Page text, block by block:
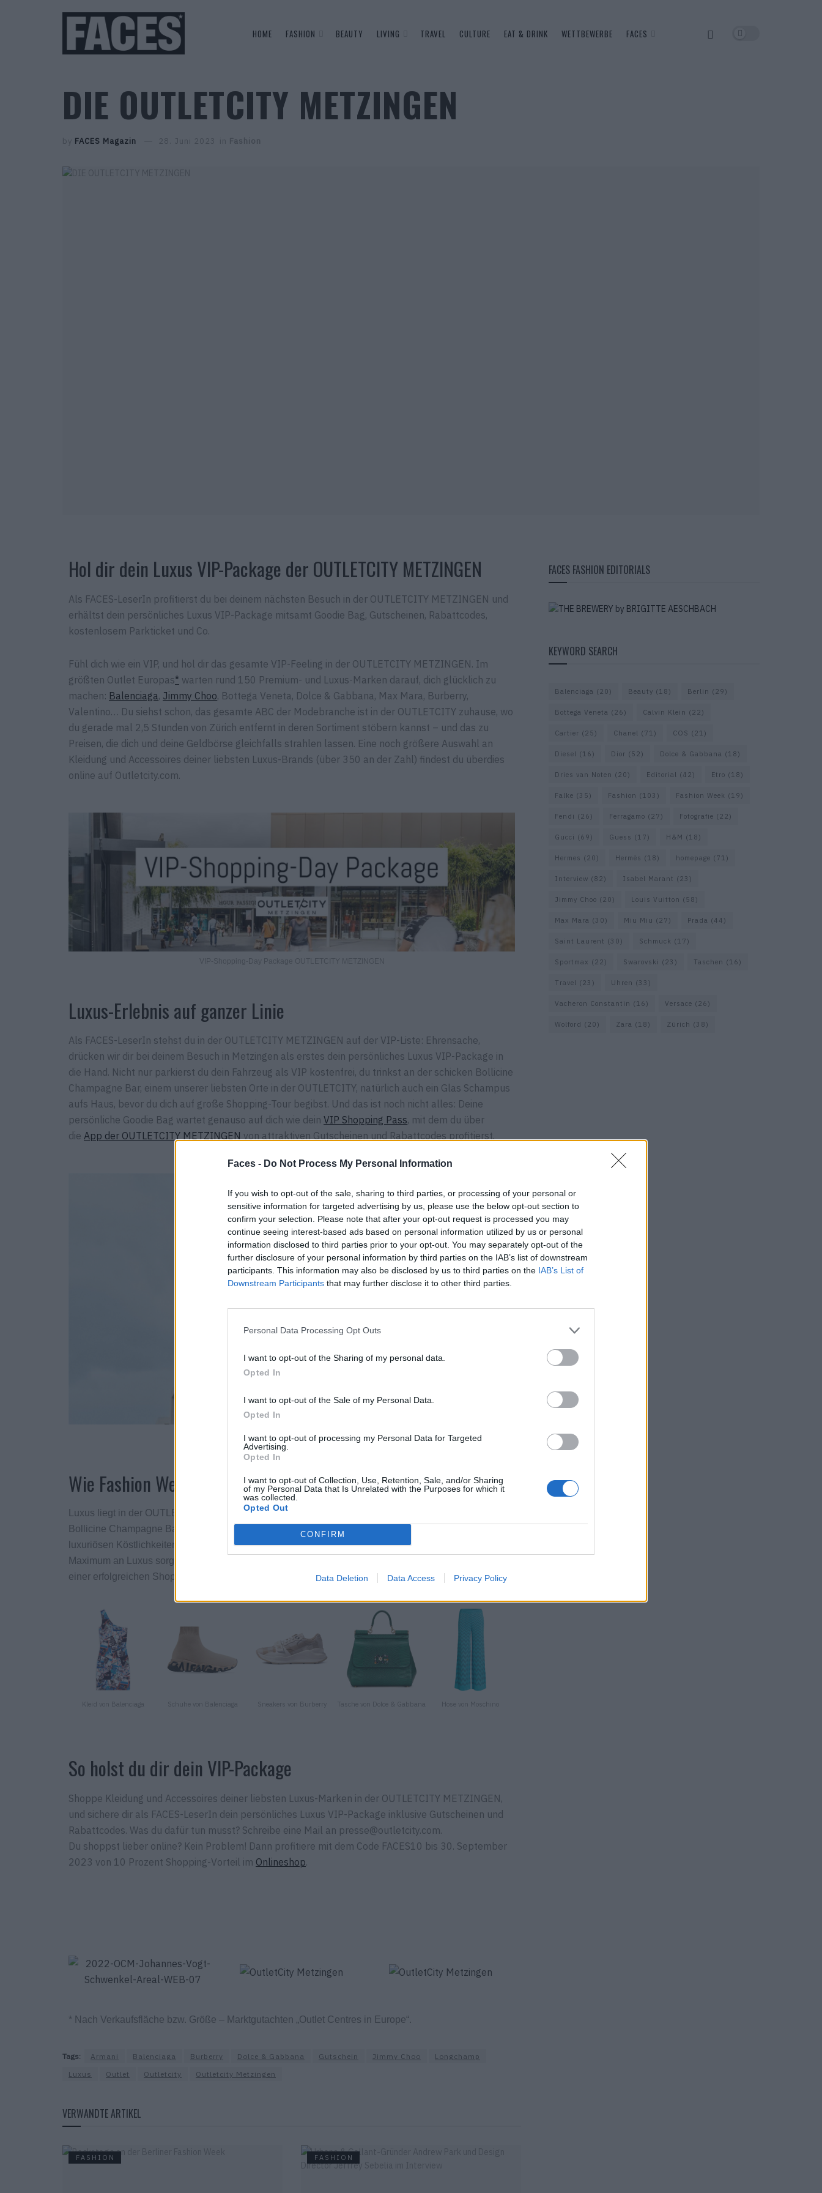
Faces - Do Not Process My Personal Information
If you wish to opt-out of the sale, sharing to third parties, or processing of your personal or
sensitive information for targeted advertising by us, please use the below opt-out section to
confirm your selection. Please note that after your opt-out request is processed you may
continue seeing interest-based ads based on personal information utilized by us or personal
information disclosed to third parties prior to your opt-out. You may separately opt-out of the
further disclosure of your personal information by third parties on the IAB’s list of downstream
participants. This information may also be disclosed by us to third parties on the IAB’s List of
Downstream Participants that may further disclose it to other third parties.
Personal Data Processing Opt Outs
I want to opt-out of the Sharing of my personal data.
Opted In
I want to opt-out of the Sale of my Personal Data.
Opted In
I want to opt-out of processing my Personal Data for Targeted
Advertising.
Opted In
I want to opt-out of Collection, Use, Retention, Sale, and/or Sharing
of my Personal Data that Is Unrelated with the Purposes for which it
was collected.
Opted Out
CONFIRM
Data Deletion Data Access Privacy Policy
HOME FASHION BEAUTY LIVING TRAVEL CULTURE EAT & DRINK WETTBEWERBE FACES
DIE OUTLETCITY METZINGEN
by FACES Magazin 28. Juni 2023 in Fashion
Hol dir dein Luxus VIP-Package der OUTLETCITY METZINGEN
Als FACES-LeserIn profitierst du bei deinem nächsten Besuch in der OUTLETCITY METZINGEN und
erhältst dein persönliches Luxus VIP-Package mitsamt Goodie Bag, Gutscheinen, Rabattcodes,
kostenlosem Parkticket und Co.
Fühl dich wie ein VIP, und hol dir das gesamte VIP-Feeling in der OUTLETCITY METZINGEN. Im
größten Outlet Europas* warten rund 150 Premium- und Luxus-Marken darauf, dich glücklich zu
machen: Balenciaga, Jimmy Choo, Bottega Veneta, Dolce & Gabbana, Max Mara, Burberry,
Valentino… Du siehst schon, das gesamte ABC der Modebranche ist in der OUTLETCITY zuhause, wo
du gerade mal 2,5 Stunden von Zürich entfernt in deren Sortiment stöbern kannst – und das zu
Preisen, die dich und deine Geldbörse gleichfalls strahlen lassen. Eine noch größere Auswahl an
Kleidung und Accessoires deiner liebsten Luxus-Brands (über 350 an der Zahl) findest du überdies
online auf Outletcity.com.
VIP-Shopping-Day Package OUTLETCITY METZINGEN
Luxus-Erlebnis auf ganzer Linie
Als FACES-LeserIn stehst du in der OUTLETCITY METZINGEN auf der VIP-Liste: Ehrensache,
drücken wir dir bei deinem Besuch in Metzingen als erstes dein persönliches Luxus VIP-Package in
die Hand. Nicht nur parkierst du dein Fahrzeug als VIP kostenfrei, du trinkst an der schicken Bollicine
Champagne Bar, einem unserer liebsten Orte in der OUTLETCITY, natürlich auch ein Glas Schampus
aufs Haus, bevor du dich auf große Shopping-Tour begibst. Und das ist noch nicht alles: Deine
persönliche Goodie Bag wartet genauso auf dich wie dein VIP Shopping Pass, mit dem du über
die App der OUTLETCITY METZINGEN von attraktiven Gutscheinen und Rabattcodes profitierst.
OUTLETCITY METZINGEN Foto: Piaget
Wie Fashion Week, nur besser
Luxus liegt in der OUTLETCITY METZINGEN nicht nur in den Regalen der Fashion-Brands. Die
Bollicine Champagne Bar zelebriert den berühmtesten Schaumwein der Welt und serviert diesen zu
luxuriösen Köstlichkeiten der italienischen Küche. Da kommt direkt Fashion-Week-Feeling auf! Für das
Maximum an Luxus sorgt künftig das eigene Hotel, in dem du in einem von über 200 Zimmern nach
einer erfolgreichen Shopping-Tour deine Füße hochlegen kannst. VIP-Feeling vom Allerfeinsten!
Kleid von Balenciaga Schuhe von Balenciaga Sneakers von Burberry Tasche von Dolce & Gabbana
So holst du dir dein VIP-Package
Shoppe Kleidung und Accessoires deiner liebsten Luxus-Marken in der OUTLETCITY METZINGEN,
und sichere dir als FACES-LeserIn dein persönliches Luxus VIP-Package inklusive Gutscheinen und
Rabattcodes. Was du dafür tun musst? Schreibe eine Mail an presse@outletcity.com.
Du shoppst lieber online? Kein Problem! Dann profitiere mit dem Code FACES10 bis 30. September
2023 von 10 Prozent Shopping-Vorteil im Onlineshop.
* Nach Verkaufsfläche bzw. Größe – Marktgutachten „Outlet Centres in Europe“.
Tags: Armani Balenciaga Burberry Dolce & Gabbana Gutschein Jimmy Choo
Longchamp
Luxus
Outlet Outletcity Outletcity Metzingen
VERWANDTE ARTIKEL
FASHION FASHION
FACES FASHION EDITORIALS
KEYWORD SEARCH
Balenciaga (20) Beauty (18) Berlin (29)
Bottega Veneta (26) Calvin Klein (22)
Cartier (25) Chanel (71) COS (21)
Diesel (16) Dior (52) Dolce & Gabbana (18)
Dries van Noten (20) Editorial (42) Etro (18)
Falke (35) Fashion (103) Fashion Week (19)
Fendi (26) Ferragamo (27) Fotografie (22)
Gucci (69) Guess (17) H&M (18)
Hermes (20) Hermès (18) homepage (71)
Interview (82) Isabel Marant (23)
Jimmy Choo (20) Louis Vuitton (58)
Max Mara (30) Miu Miu (27) Prada (44)
Saint Laurent (30) Schmuck (17)
Sportmax (22) Swarovski (23) Taschen (16)
Travel (23) Uhren (33)
Vacheron Constantin (16) Versace (26)
Wolford (20) Zara (18) Zürich (38)